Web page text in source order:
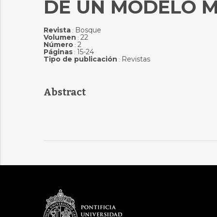
DE UN MODELO
Revista: Bosque
Volumen : 22
Número: 2
Páginas: 15-24
Tipo de publicación : Revistas
Abstract